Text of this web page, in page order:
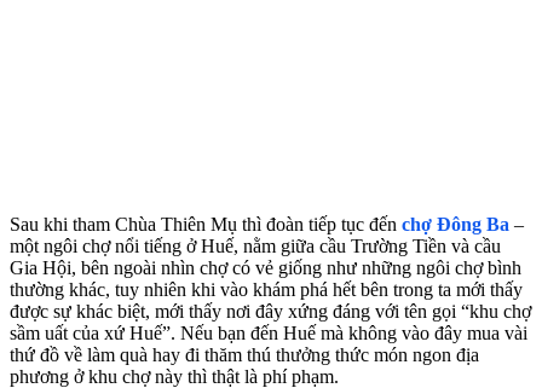
Sau khi tham Chùa Thiên Mụ thì đoàn tiếp tục đến chợ Đông Ba –
một ngôi chợ nổi tiếng ở Huế, nằm giữa cầu Trường Tiền và cầu
Gia Hội, bên ngoài nhìn chợ có vẻ giống như những ngôi chợ bình
thường khác, tuy nhiên khi vào khám phá hết bên trong ta mới thấy
được sự khác biệt, mới thấy nơi đây xứng đáng với tên gọi “khu chợ
sầm uất của xứ Huế”. Nếu bạn đến Huế mà không vào đây mua vài
thứ đồ về làm quà hay đi thăm thú thưởng thức món ngon địa
phương ở khu chợ này thì thật là phí phạm.